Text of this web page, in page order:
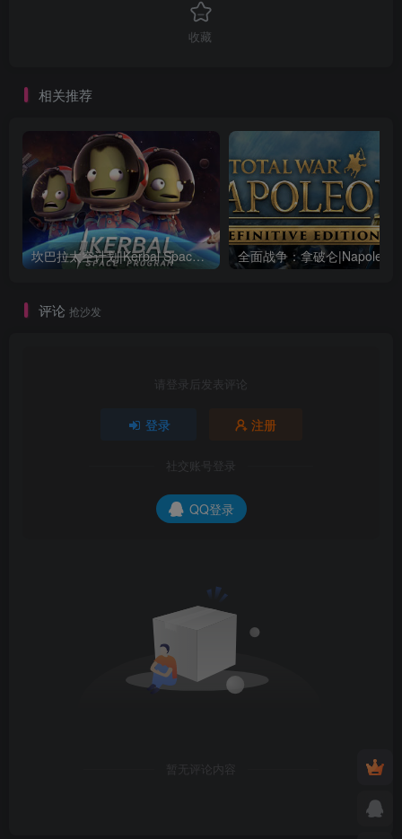
收藏
相关推荐
坎巴拉太空计划|Kerbal Space Program|1.12.5.3190|整合全DLC
评论 抢沙发
请登录后发表评论
登录 注册
社交账号登录
QQ登录
暂无评论内容